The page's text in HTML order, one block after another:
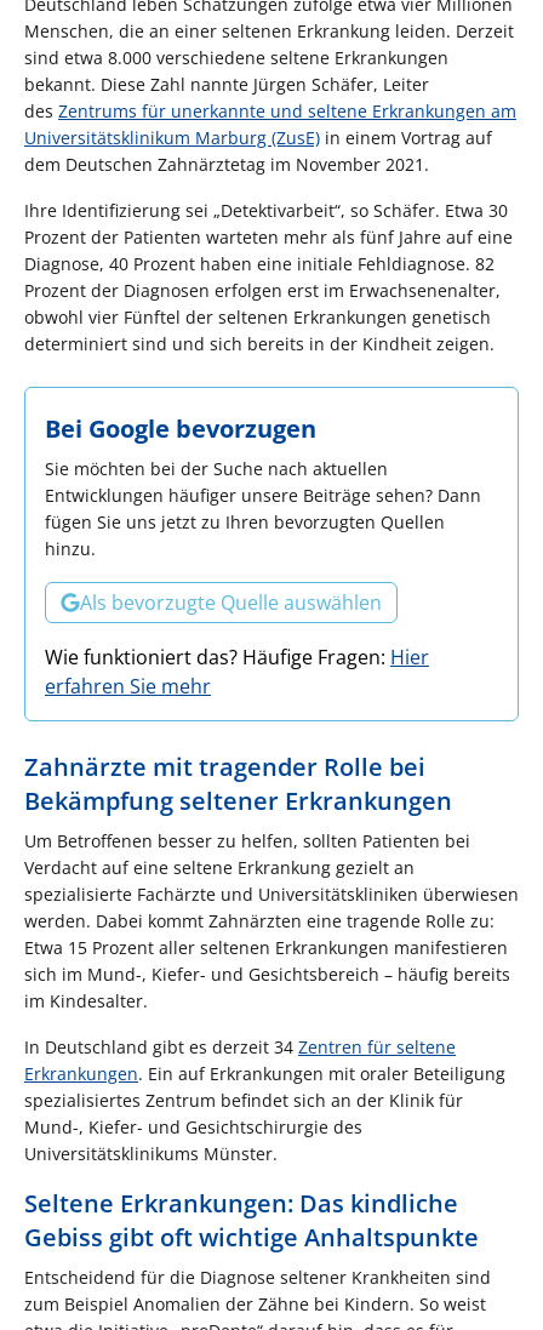
Menschen, die an einer seltenen Erkrankung leiden. Derzeit
sind etwa 8.000 verschiedene seltene Erkrankungen
bekannt. Diese Zahl nannte Jürgen Schäfer, Leiter
des Zentrums für unerkannte und seltene Erkrankungen am
Universitätsklinikum Marburg (ZusE) in einem Vortrag auf
dem Deutschen Zahnärztetag im November 2021.
Ihre Identifizierung sei „Detektivarbeit“, so Schäfer. Etwa 30
Prozent der Patienten warteten mehr als fünf Jahre auf eine
Diagnose, 40 Prozent haben eine initiale Fehldiagnose. 82
Prozent der Diagnosen erfolgen erst im Erwachsenenalter,
obwohl vier Fünftel der seltenen Erkrankungen genetisch
determiniert sind und sich bereits in der Kindheit zeigen.
Bei Google bevorzugen
Sie möchten bei der Suche nach aktuellen
Entwicklungen häufiger unsere Beiträge sehen? Dann
fügen Sie uns jetzt zu Ihren bevorzugten Quellen
hinzu.
Als bevorzugte Quelle auswählen
Wie funktioniert das? Häufige Fragen: Hier
erfahren Sie mehr
Zahnärzte mit tragender Rolle bei
Bekämpfung seltener Erkrankungen
Um Betroffenen besser zu helfen, sollten Patienten bei
Verdacht auf eine seltene Erkrankung gezielt an
spezialisierte Fachärzte und Universitätskliniken überwiesen
werden. Dabei kommt Zahnärzten eine tragende Rolle zu:
Etwa 15 Prozent aller seltenen Erkrankungen manifestieren
sich im Mund-, Kiefer- und Gesichtsbereich – häufig bereits
im Kindesalter.
In Deutschland gibt es derzeit 34 Zentren für seltene
Erkrankungen. Ein auf Erkrankungen mit oraler Beteiligung
spezialisiertes Zentrum befindet sich an der Klinik für
Mund-, Kiefer- und Gesichtschirurgie des
Universitätsklinikums Münster.
Seltene Erkrankungen: Das kindliche
Gebiss gibt oft wichtige Anhaltspunkte
Entscheidend für die Diagnose seltener Krankheiten sind
zum Beispiel Anomalien der Zähne bei Kindern. So weist